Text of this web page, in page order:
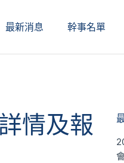
最新消息 幹事名單
情及報